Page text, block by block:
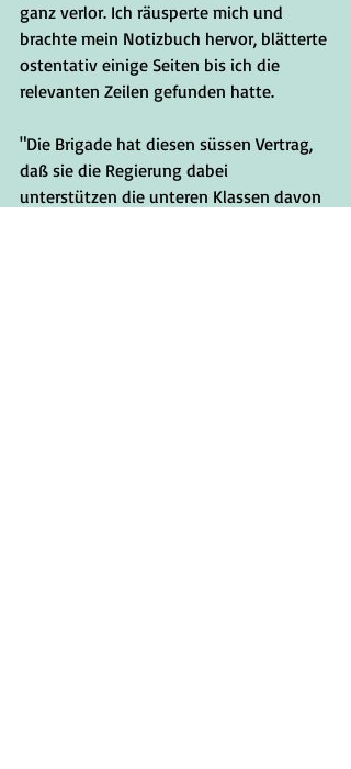
ganz verlor. Ich räusperte mich und
brachte mein Notizbuch hervor, blätterte
ostentativ einige Seiten bis ich die
relevanten Zeilen gefunden hatte.
"Die Brigade hat diesen süssen Vertrag,
daß sie die Regierung dabei
unterstützen die unteren Klassen davon